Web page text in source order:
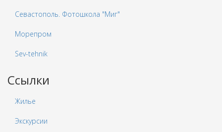
Севастополь. Фотошкола "Миг"
Морепром
Sev-tehnik
Ссылки
Жилье
Экскурсии